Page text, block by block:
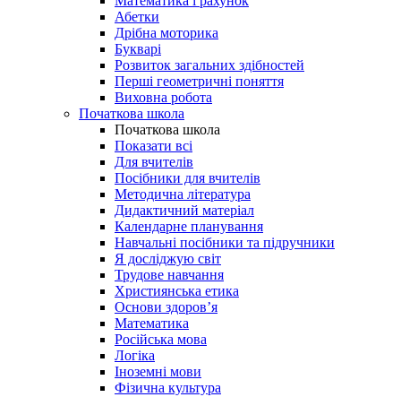
Абетки
Дрібна моторика
Букварі
Розвиток загальних здібностей
Перші геометричні поняття
Виховна робота
Початкова школа
Початкова школа
Показати всі
Для вчителів
Посібники для вчителів
Методична література
Дидактичний матеріал
Календарне планування
Навчальні посібники та підручники
Я досліджую світ
Трудове навчання
Християнська етика
Основи здоров’я
Математика
Російська мова
Логіка
Іноземні мови
Фізична культура